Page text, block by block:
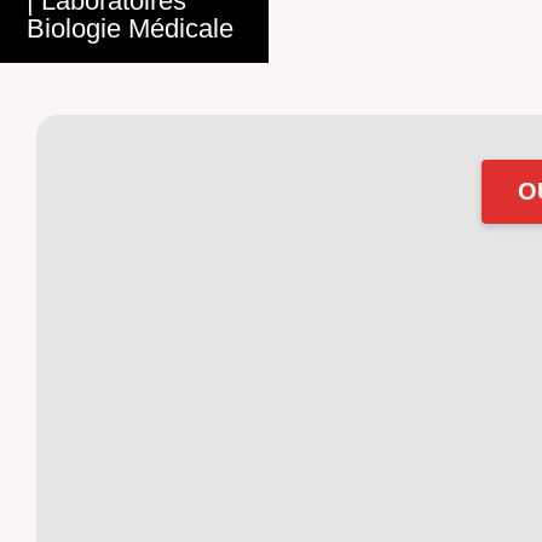
Biologie Médicale